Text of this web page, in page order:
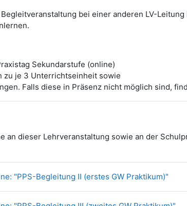
bei einer anderen LV-
Sekundarstufe (online)
zu je 3 Unterrichtseinheit sowie
Falls diese in Präsenz nicht möglich sind,
an dieser Lehrveranstaltung sowie an der
"PPS-Begleitung II (erstes GW Praktikum)"Link/